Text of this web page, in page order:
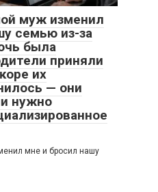
муж изменил
семью из-за
была
приняли
их
— они
нужно
мне и бросил нашу